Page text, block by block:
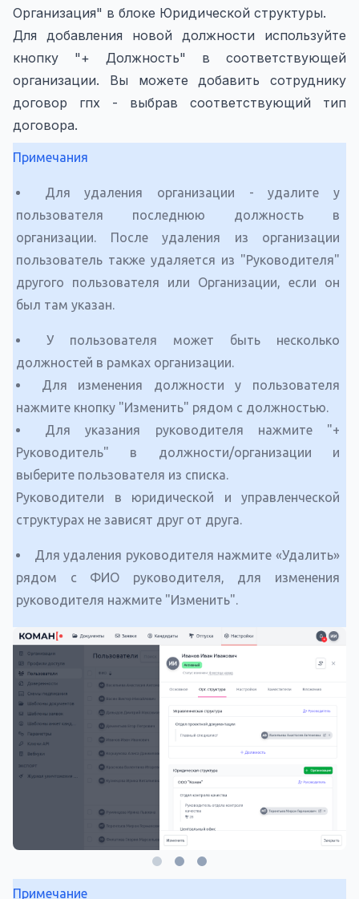
Организация" в блоке Юридической структуры.
Для добавления новой должности используйте
кнопку "+ Должность" в соответствующей
организации. Вы можете добавить сотруднику
договор гпх - выбрав соответствующий тип
договора.
Примечания
Для удаления организации - удалите у
пользователя последнюю должность в
организации. После удаления из организации
пользователь также удаляется из "Руководителя"
другого пользователя или Организации, если он
был там указан.
У пользователя может быть несколько
должностей в рамках организации.
Для изменения должности у пользователя
нажмите кнопку "Изменить" рядом с должностью.
Для указания руководителя нажмите "+
Руководитель" в должности/организации и
выберите пользователя из списка.
Руководители в юридической и управленческой
структурах не зависят друг от друга.
Для удаления руководителя нажмите «Удалить»
рядом с ФИО руководителя, для изменения
руководителя нажмите "Изменить".
Примечание